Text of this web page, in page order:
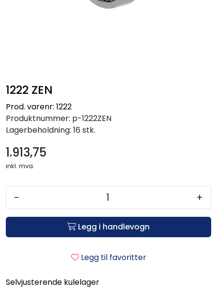
1222 ZEN
Prod. varenr: 1222
Produktnummer: p-1222ZEN
Lagerbeholdning: 16 stk.
1.913,75
inkl. mva.
- +
Legg i handlevogn
Legg til favoritter
Selvjusterende kulelager